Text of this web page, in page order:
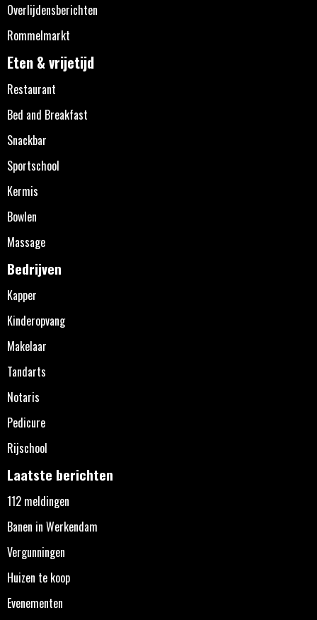
Overlijdensberichten
Rommelmarkt
Eten & vrijetijd
Restaurant
Bed and Breakfast
Snackbar
Sportschool
Kermis
Bowlen
Massage
Bedrijven
Kapper
Kinderopvang
Makelaar
Tandarts
Notaris
Pedicure
Rijschool
Laatste berichten
112 meldingen
Banen in Werkendam
Vergunningen
Huizen te koop
Evenementen